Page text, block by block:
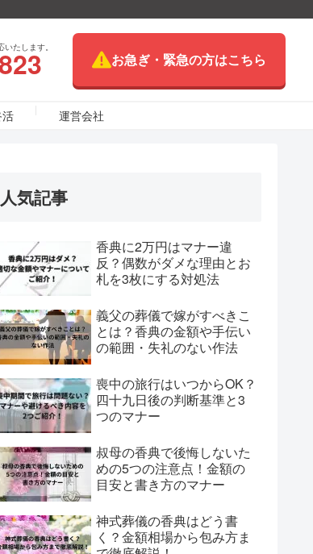
たします。
お急ぎ・緊急の方はこちら
運営会社
人気記事
香典に2万円はマナー違
反？偶数がダメな理由とお
札を3枚にする対処法
義父の葬儀で嫁がすべきこ
とは？香典の金額や手伝い
の範囲・失礼のない作法
喪中の旅行はいつからOK？
四十九日後の判断基準と3
つのマナー
叔母の香典で後悔しないた
めの5つの注意点！金額の
目安と書き方のマナー
神式葬儀の香典はどう書
く？金額相場から包み方ま